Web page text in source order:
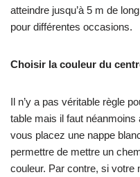
atteindre jusqu’à 5 m de
pour différentes occasions.
Choisir la couleur du
Il n’y a pas véritable règle
table mais il faut
vous placez une nappe
permettre de mettre un
couleur. Par contre, si votre